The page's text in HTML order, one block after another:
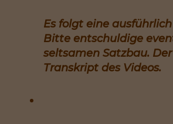
Es folgt eine
Bitte entschuldige
seltsamen Satzbau.
Transkript des Videos.